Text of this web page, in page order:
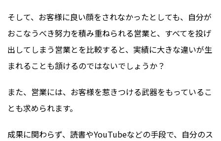
そして、お客様に良い顔をされなかったとしても、自分が
おこなうべき努力を積み重ねられる営業と、すべてを投げ
出してしまう営業とを比較すると、実績に大きな違いが生
まれることも頷けるのではないでしょうか？
また、営業には、お客様を惹きつける武器をもっているこ
とも求められます。
成果に関わらず、読書やYouTubeなどの手段で、自分のス